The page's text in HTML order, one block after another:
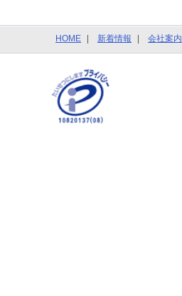
HOME 新着情報 会社案内